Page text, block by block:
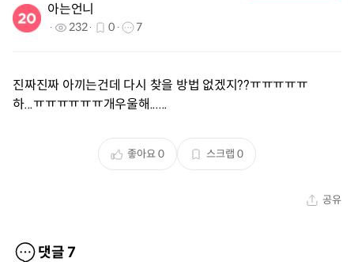
아는언니
232 0 7
진짜진짜 아끼는건데 다시 찾을 방법 없겠지??ㅠㅠㅠㅠㅠ
하...ㅠㅠㅠㅠㅠㅠ개우울해......
좋아요0 스크랩 0
공유
댓글 7